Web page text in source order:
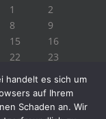
1
2
8
9
15
16
22
23
handelt es sich um
auf Ihrem
Schaden an. Wir